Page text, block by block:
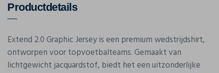
Productdetails
Extend 2.0 Graphic Jersey is een premium wedstrijdshirt,
ontworpen voor topvoetbalteams. Gemaakt van
lichtgewicht jacquardstof, biedt het een uitzonderlijke